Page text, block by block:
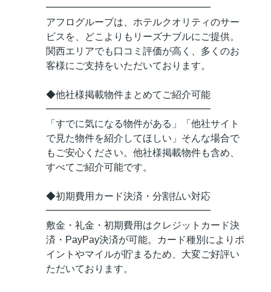
━━━━━━━━━━━━━━━━━
アフログループは、ホテルクオリティのサー
ビスを、どこよりもリーズナブルにご提供。
関西エリアでも口コミ評価が高く、多くのお
客様にご支持をいただいております。
◆他社様掲載物件まとめてご紹介可能
━━━━━━━━━━━━━━━━━
「すでに気になる物件がある」「他社サイト
で見た物件を紹介してほしい」そんな場合で
もご安心ください。他社様掲載物件も含め、
すべてご紹介可能です。
◆初期費用カード決済・分割払い対応
━━━━━━━━━━━━━━━━━
敷金・礼金・初期費用はクレジットカード決
済・PayPay決済が可能。カード種別によりポ
イントやマイルが貯まるため、大変ご好評い
ただいております。